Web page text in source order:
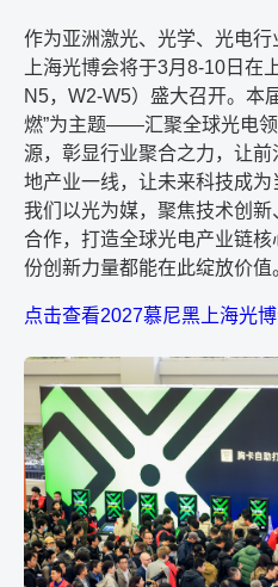
作为亚洲激光、光学、光电
上海光博会将于3月8-10日在
N5，W2-W5）盛大召开。本
燃”为主题——汇聚全球光电
源，彰显行业聚合之力，让
地产业一线，让未来科技成为
我们以光为媒，聚焦技术创
合作，打造全球光电产业链
份创新力量都能在此绽放价值
点击查看2027慕尼黑上海光